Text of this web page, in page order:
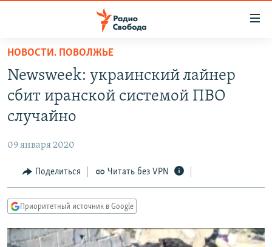
упрощенного
доступа
Вернуться
основному
Вернутся
Вернутся
поиску
ПОДКАСТЫ
АВТОРСКИЕ ПРОЕКТЫ
МНЕНИЯ
КУЛЬТУРА
КАВКАЗ.РЕАЛИИ
СЕВЕР.РЕАЛИИ
НОВОСТИ. ПОВОЛЖЬЕ
Newsweek: украинский лайнер
сбит иранской системой ПВО
случайно
09 января 2020
Поделиться Читать без VPN
Приоритетный источник в Google